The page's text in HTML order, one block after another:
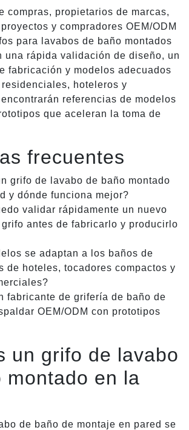
compras, propietarios de marcas,
y compradores OEM/ODM
para lavabos de baño montados
una rápida validación de diseño, un
fabricación y modelos adecuados
hoteleros y
referencias de modelos
que aceleran la toma de
frecuentes
grifo de lavabo de baño montado
y dónde funciona mejor?
validar rápidamente un nuevo
antes de fabricarlo y producirlo
se adaptan a los baños de
de hoteles, tocadores compactos y
fabricante de grifería de baño de
OEM/ODM con prototipos
un grifo de lavabo
montado en la
de baño de montaje en pared se